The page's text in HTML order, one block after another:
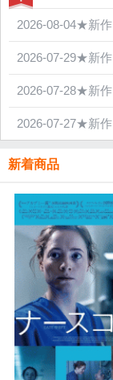
2026-08-04★新
2026-07-29★新
2026-07-28★新
2026-07-27★新
新着商品